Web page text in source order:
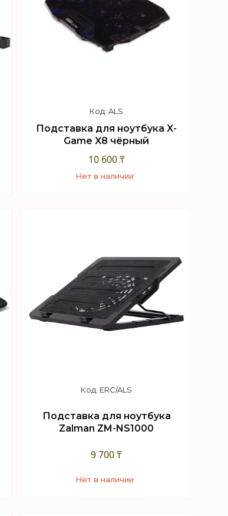
ALS
Подставка для ноутбука X-
Game X8 чёрный
10 600 ₸
Нет в наличии
ERC/ALS
Подставка для ноутбука
Zalman ZM-NS1000
9 700 ₸
Нет в наличии